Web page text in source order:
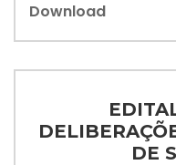
Download
DE